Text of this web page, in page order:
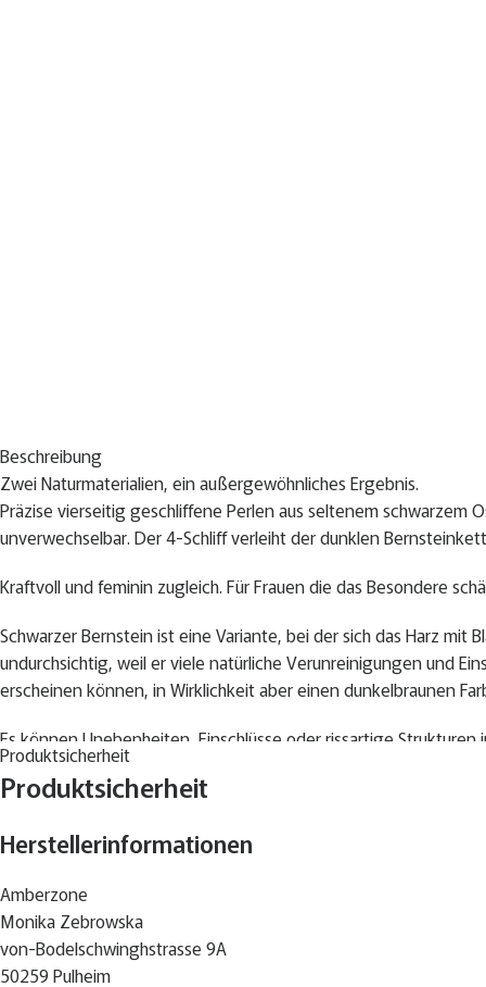
Beschreibung
Zwei Naturmaterialien, ein außergewöhnliches Ergebnis.
Präzise vierseitig geschliffene Perlen aus seltenem
unverwechselbar. Der 4-Schliff verleiht der dunklen
Kraftvoll und feminin zugleich. Für Frauen die das Besondere
Schwarzer Bernstein ist eine Variante, bei der sich das Harz
undurchsichtig, weil er viele natürliche Verunreinigungen und
erscheinen können, in Wirklichkeit aber einen dunkelbraunen
Es können Unebenheiten, Einschlüsse oder rissartige
Unsere Schmuckstücke bestehen aus echtem schwarzem
Materialien & Maße
· Barocke Süßwasserperle, naturbelassen
· Verschluss: Silber 925, Karabiner
· Kettenlänge: 52 cm
· Nickelfrei · Handgefertigt · Unikat
Produktsicherheit
Produktsicherheit
Herstellerinformationen
Amberzone
Monika Zebrowska
von-Bodelschwinghstrasse 9A
50259 Pulheim